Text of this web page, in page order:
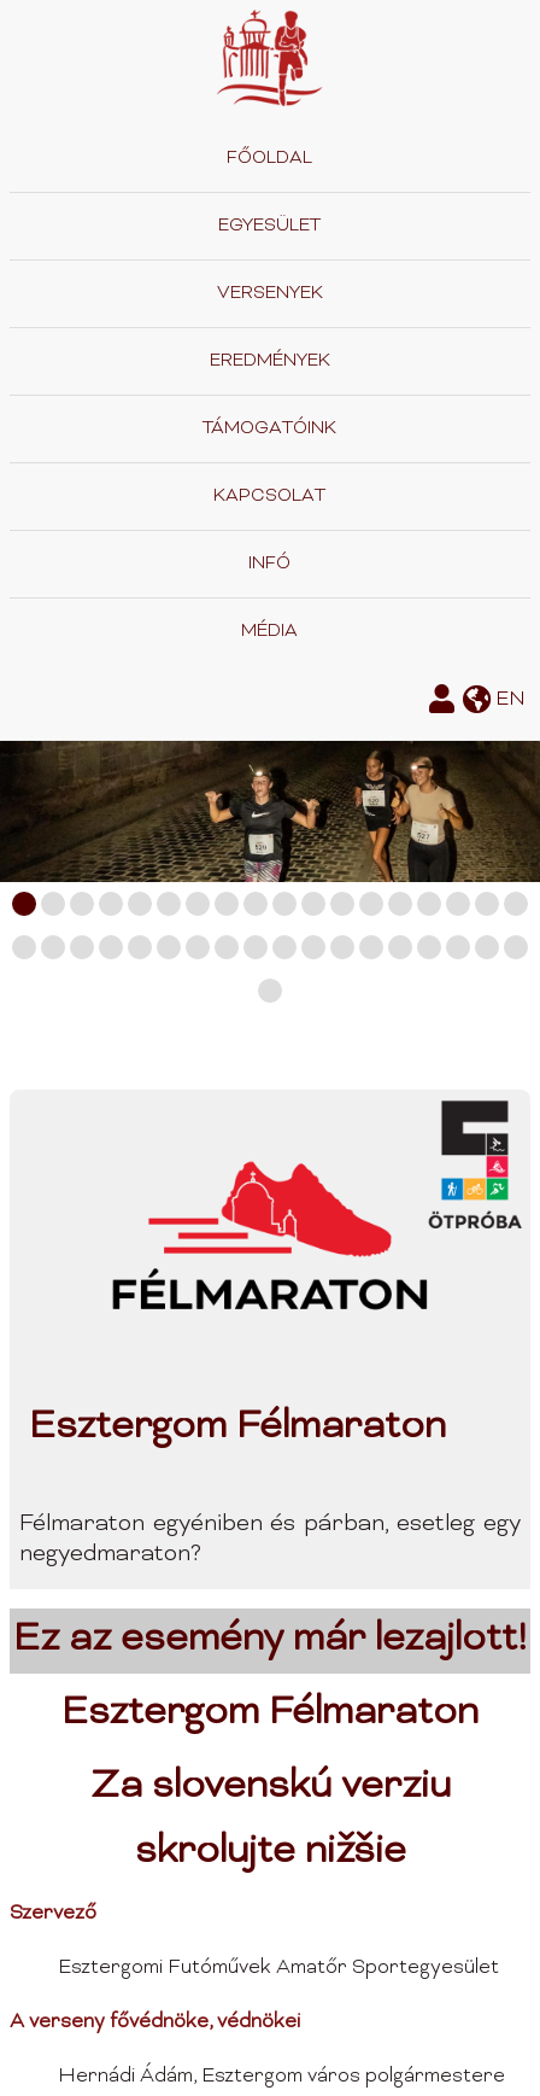
FŐOLDAL
EGYESÜLET
VERSENYEK
EREDMÉNYEK
TÁMOGATÓINK
KAPCSOLAT
INFÓ
MÉDIA
EN
Esztergom Félmaraton
Félmaraton egyéniben és párban, esetleg egy
negyedmaraton?
Ez az esemény már lezajlott!
Esztergom Félmaraton
Za slovenskú verziu
skrolujte nižšie
Szervező
Esztergomi Futóművek Amatőr Sportegyesület
A verseny fővédnöke, védnökei
Hernádi Ádám, Esztergom város polgármestere